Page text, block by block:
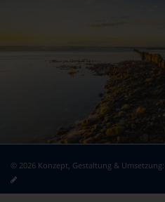
© 2026 Konzept, Gestaltung & Umsetzung: